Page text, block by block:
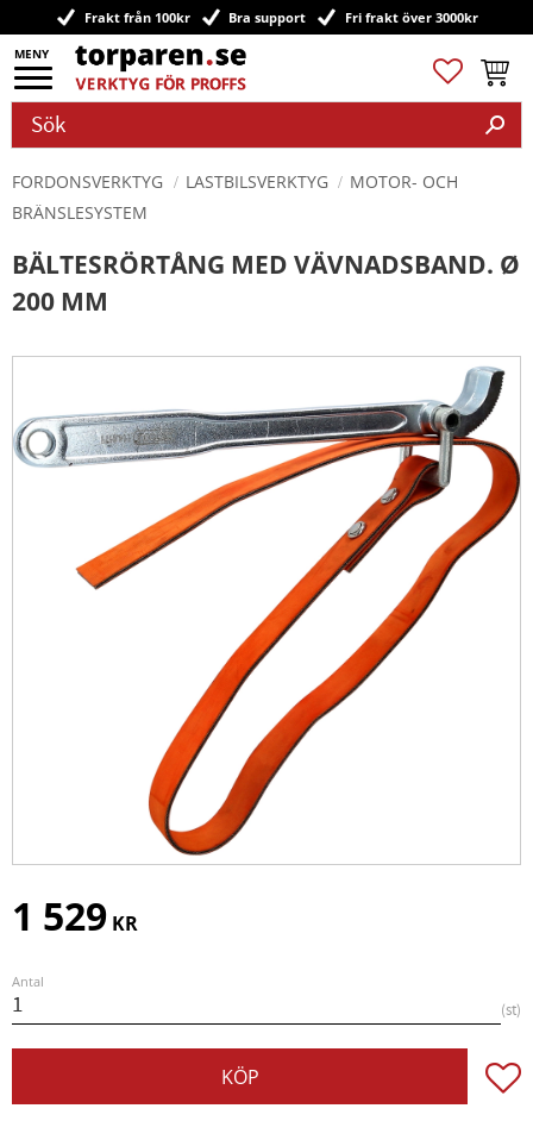
Meny
Frakt från 100kr Bra support Fri frakt över 3000kr
Favoriter
FORDONSVERKTYG LASTBILSVERKTYG
MOTOR- OCH
BRÄNSLESYSTEM
BÄLTESRÖRTÅNG MED VÄVNADSBAND. Ø
200 MM
1 529 KR
Antal
st
KÖP